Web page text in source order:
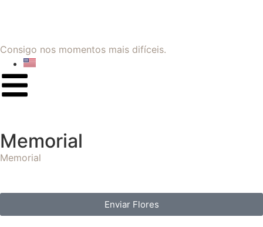
Consigo nos momentos mais difíceis.
Memorial
Memorial
Enviar Flores